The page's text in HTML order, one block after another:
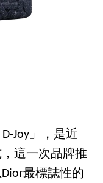
Joy」，是近
這一次品牌推
最標誌性的